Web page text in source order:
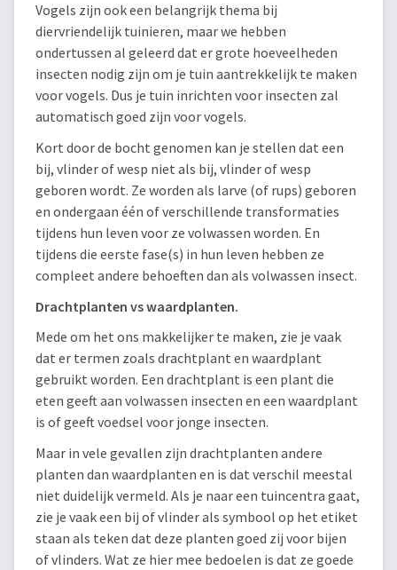
Vogels zijn ook een belangrijk thema bij
diervriendelijk tuinieren, maar we hebben
ondertussen al geleerd dat er grote hoeveelheden
insecten nodig zijn om je tuin aantrekkelijk te maken
voor vogels. Dus je tuin inrichten voor insecten zal
automatisch goed zijn voor vogels.
Kort door de bocht genomen kan je stellen dat een
bij, vlinder of wesp niet als bij, vlinder of wesp
geboren wordt. Ze worden als larve (of rups) geboren
en ondergaan één of verschillende transformaties
tijdens hun leven voor ze volwassen worden. En
tijdens die eerste fase(s) in hun leven hebben ze
compleet andere behoeften dan als volwassen insect.
Drachtplanten vs waardplanten.
Mede om het ons makkelijker te maken, zie je vaak
dat er termen zoals drachtplant en waardplant
gebruikt worden. Een drachtplant is een plant die
eten geeft aan volwassen insecten en een waardplant
is of geeft voedsel voor jonge insecten.
Maar in vele gevallen zijn drachtplanten andere
planten dan waardplanten en is dat verschil meestal
niet duidelijk vermeld. Als je naar een tuincentra gaat,
zie je vaak een bij of vlinder als symbool op het etiket
staan als teken dat deze planten goed zij voor bijen
of vlinders. Wat ze hier mee bedoelen is dat ze goede